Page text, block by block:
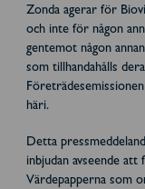
Zonda agerar för
och inte för någon
gentemot någon
som tillhandahålls
häri.
Detta
inbjudan avseende
Värdepapperna som